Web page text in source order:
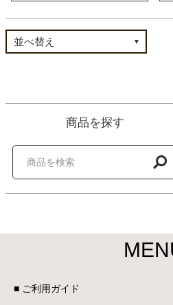
商品を探す
■ ご利用ガイド